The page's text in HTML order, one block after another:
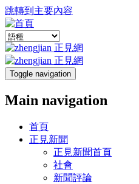
跳轉到主要內容
Toggle navigation
Main navigation
首頁
正見新聞
正見新聞首頁
社會
新聞評論